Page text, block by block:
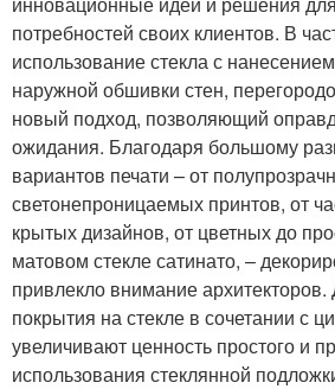
потребностей своих клиентов. В
использование стекла с
наружной обшивки стен,
новый подход, позволяющий
ожидания. Благодаря большому
вариантов печати – от
светонепроницаемых принтов, от
крытых дизайнов, от цветных до
матовом стекле сатинато, –
привлекло внимание
покрытия на стекле в сочетании с
увеличивают ценность простого и
использования стеклянной